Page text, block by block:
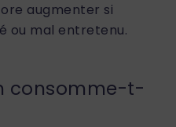
augmenter si
ou mal entretenu.
consomme-t-